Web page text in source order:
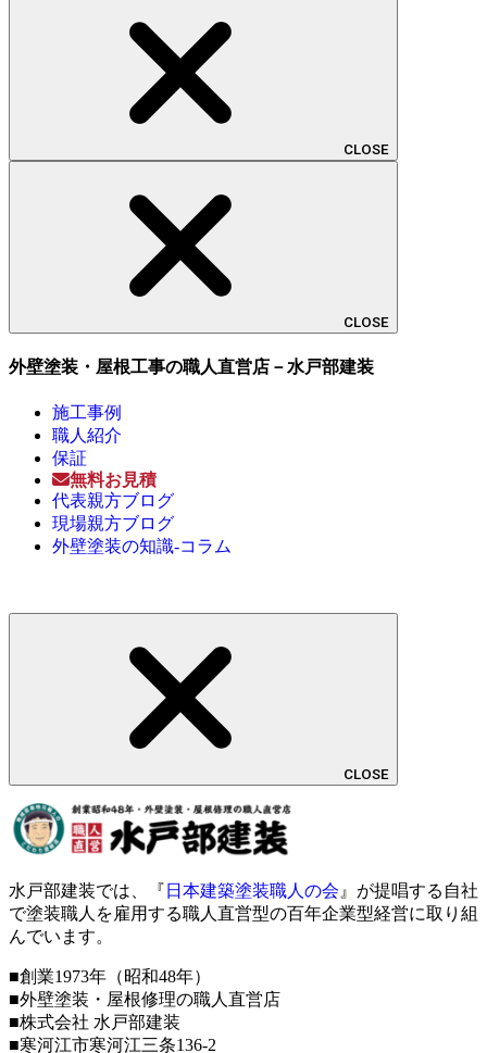
CLOSE
CLOSE
外壁塗装・屋根工事の職人直営店－水戸部建装
施工事例
職人紹介
保証
無料お見積
代表親方ブログ
現場親方ブログ
外壁塗装の知識-コラム
CLOSE
水戸部建装では、『 日本建築塗装職人の会 』が提唱する自社
で塗装職人を雇用する職人直営型の百年企業型経営に取り組
んでいます。
■創業1973年（昭和48年）
■外壁塗装・屋根修理の職人直営店
■株式会社 水戸部建装
■寒河江市寒河江三条136-2